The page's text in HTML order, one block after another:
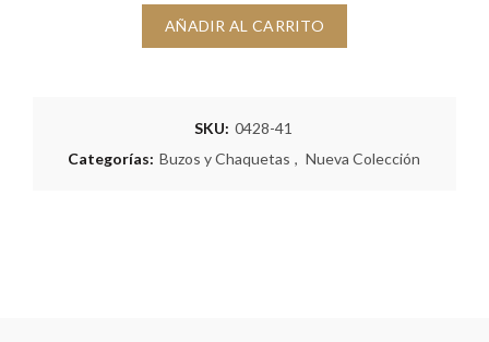
Buzo Leo rayas cantidad
AÑADIR AL CARRITO
SKU: 0428-41
Categorías: Buzos y Chaquetas , Nueva Colección